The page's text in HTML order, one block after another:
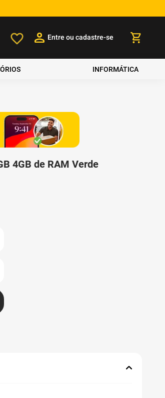
Entre ou cadastre-se
INFORMÁTICA
4GB de RAM Verde